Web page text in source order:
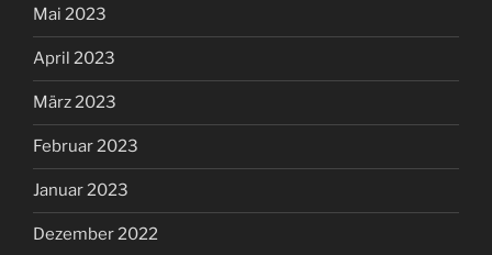
Mai 2023
April 2023
März 2023
Februar 2023
Januar 2023
Dezember 2022